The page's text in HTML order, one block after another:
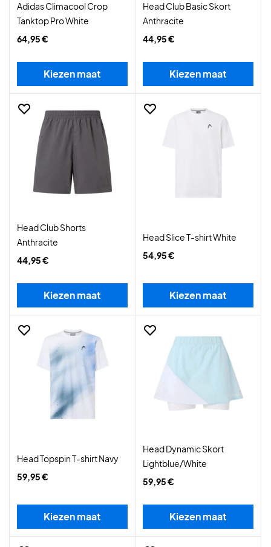
Adidas Climacool Crop
Tanktop Pro White
64,95 €
Kiezen maat
Head Club Basic Skort
Anthracite
44,95 €
Kiezen maat
Head Club Shorts
Anthracite
44,95 €
Kiezen maat
Head Slice T-shirt White
54,95 €
Kiezen maat
Head Topspin T-shirt Navy
59,95 €
Kiezen maat
Head Dynamic Skort
Lightblue/White
59,95 €
Kiezen maat